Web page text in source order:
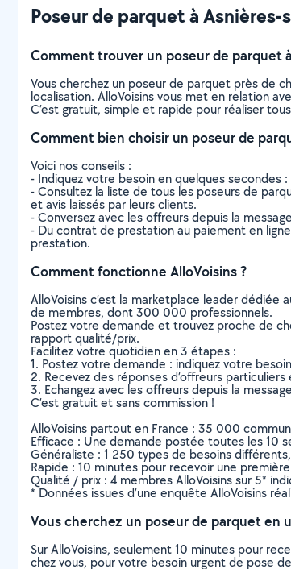
Poseur de parquet à
Comment trouver un poseur de parquet
Vous cherchez un poseur de parquet près de
localisation. AlloVoisins vous met en relation
C’est gratuit, simple et rapide pour réaliser
Comment bien choisir un poseur de
Voici nos conseils :
- Indiquez votre besoin en quelques secondes
- Consultez la liste de tous les poseurs de
et avis laissés par leurs clients.
- Conversez avec les offreurs depuis la
- Du contrat de prestation au paiement en
prestation.
Comment fonctionne AlloVoisins ?
AlloVoisins c’est la marketplace leader
de membres, dont 300 000 professionnels.
Postez votre demande et trouvez proche de
rapport qualité/prix.
Facilitez votre quotidien en 3 étapes :
1. Postez votre demande : indiquez votre
2. Recevez des réponses d’offreurs
3. Echangez avec les offreurs depuis la
C’est gratuit et sans commission !
AlloVoisins partout en France : 35 000
Efficace : Une demande postée toutes les 10
Généraliste : 1 250 types de besoins
Rapide : 10 minutes pour recevoir une
Qualité / prix : 4 membres AlloVoisins sur 5*
* Données issues d’une enquête AlloVoisins
Vous cherchez un poseur de parquet en
Sur AlloVoisins, seulement 10 minutes pour
chez vous, pour votre besoin urgent de pose